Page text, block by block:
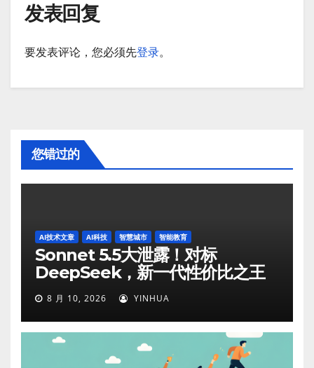
发表回复
要发表评论，您必须先登录。
您错过的
AI技术文章 AI科技 智慧城市 智能教育
Sonnet 5.5大泄露！对标
DeepSeek，新一代性价比之王
8 月 10, 2026 YINHUA